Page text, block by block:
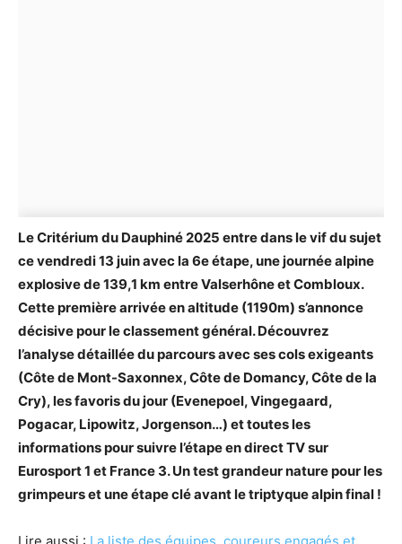
Le Critérium du Dauphiné 2025 entre dans le vif du sujet
ce vendredi 13 juin avec la 6e étape, une journée alpine
explosive de 139,1 km entre Valserhône et Combloux.
Cette première arrivée en altitude (1190m) s’annonce
décisive pour le classement général. Découvrez
l’analyse détaillée du parcours avec ses cols exigeants
(Côte de Mont-Saxonnex, Côte de Domancy, Côte de la
Cry), les favoris du jour (Evenepoel, Vingegaard,
Pogacar, Lipowitz, Jorgenson…) et toutes les
informations pour suivre l’étape en direct TV sur
Eurosport 1 et France 3. Un test grandeur nature pour les
grimpeurs et une étape clé avant le triptyque alpin final !